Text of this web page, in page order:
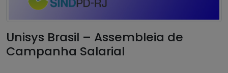
Unisys Brasil – Assembleia de
Campanha Salarial